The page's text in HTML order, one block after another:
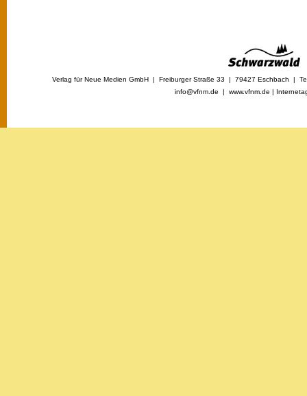
Verlag für Neue Medien GmbH | Freiburger Straße 33 | 79427 Eschbach |
info@vfnm.de | www.vfnm.de |